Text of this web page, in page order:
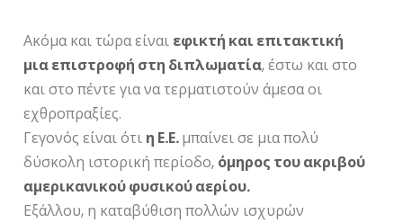
Ακόμα και τώρα είναι εφικτή και επιτακτική
μια επιστροφή στη διπλωματία, έστω και στο
και στο πέντε για να τερματιστούν άμεσα οι
εχθροπραξίες.
Γεγονός είναι ότι η Ε.Ε.μπαίνει σε μια πολύ
δύσκολη ιστορική περίοδο, όμηρος του ακριβού
αμερικανικού φυσικού αερίου.
Εξάλλου, η καταβύθιση πολλών ισχυρών